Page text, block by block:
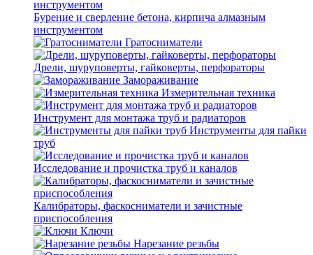
Бурение и сверление бетона, кирпича алмазным
инструментом
Гратосниматели
Дрели, шуруповерты, гайковерты, перфораторы
Замораживание
Измерительная техника
Инструмент для монтажа труб и радиаторов
Инструменты для пайки
труб
Исследование и прочистка труб и каналов
Калибраторы, фаскосниматели и зачистные
приспособления
Ключи
Нарезание резьбы